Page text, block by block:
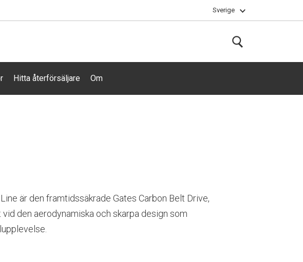
Sverige
Hitta återförsäljare Om
är den framtidssäkrade Gates Carbon Belt Drive,
den aerodynamiska och skarpa design som